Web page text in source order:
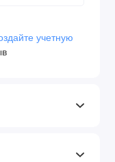
учетную